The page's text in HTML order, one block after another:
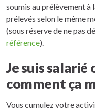
soumis au prélèvement à
prélevés selon le même
(sous réserve de ne pas
référence).
Je suis
comment ça
Vous cumulez votre